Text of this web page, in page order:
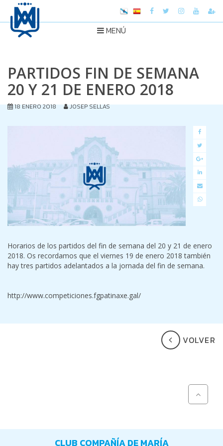
MENÚ
PARTIDOS FIN DE SEMANA
20 Y 21 DE ENERO 2018
18 ENERO 2018 JOSEP SELLAS
Horarios de los partidos del fin de semana del 20 y 21 de enero
2018. Os recordamos que el viernes 19 de enero 2018 también
hay tres partidos adelantados a la jornada del fin de semana.
http://www.competiciones.fgpatinaxe.gal/
VOLVER
CLUB COMPAÑÍA DE MARÍA